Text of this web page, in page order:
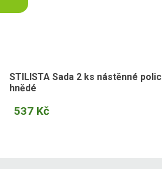
STILISTA Sada 2 ks nástěnné
hnědé
537 Kč